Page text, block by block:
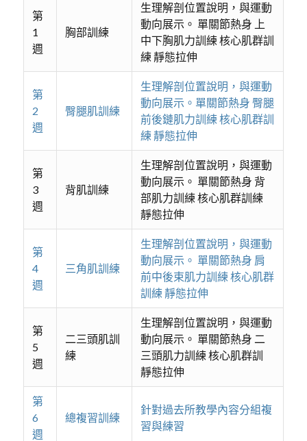
第
1
週
胸部訓練
生理解剖位置說明，與運動
動向展示。 單關節熱身 上
中下胸肌力訓練 核心肌群訓
練 靜態拉伸
第
2
週
臀腿肌訓練
生理解剖位置說明，與運動
動向展示。單關節熱身 臀腿
前後鏈肌力訓練 核心肌群訓
練 靜態拉伸
第
3
週
背肌訓練
生理解剖位置說明，與運動
動向展示。 單關節熱身 背
部肌力訓練 核心肌群訓練
靜態拉伸
第
4
週
三角肌訓練
生理解剖位置說明，與運動
動向展示。 單關節熱身 肩
前中後束肌力訓練 核心肌群
訓練 靜態拉伸
第
5
週
二三頭肌訓
練
生理解剖位置說明，與運動
動向展示。 單關節熱身 二
三頭肌力訓練 核心肌群訓
靜態拉伸
第
6
週
總複習訓練
針對過去所教學內容分組複
習與練習